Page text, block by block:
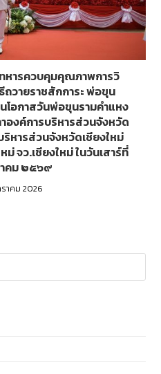
หารควบคุมคุณภาพการวิ
ถวายราชสักการะ พ่อขุน
โอกาสวันพ่อขุนรามคำแหง
องค์การบริหารส่วนจังหวัด
หารส่วนจังหวัดเชียงใหม่
ม่ จว.เชียงใหม่ ในวันเสาร์ที่
คม ๒๕๖๙
ราคม 2026